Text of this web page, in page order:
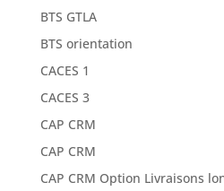
BTS GTLA
BTS orientation
CACES 1
CACES 3
CAP CRM
CAP CRM
CAP CRM Option Livraisons